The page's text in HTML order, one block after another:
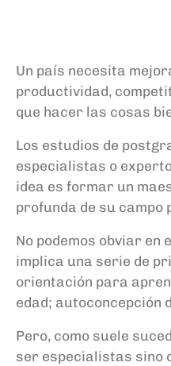
Un país necesita
productividad,
que hacer las cosas
Los estudios de
especialistas o
idea es formar un
profunda de su campo
No podemos obviar
implica una serie de
orientación para
edad; autoconcepción
Pero, como suele
ser especialistas sino